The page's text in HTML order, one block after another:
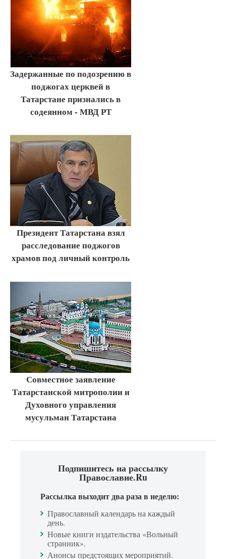
Задержанные по подозрению в
поджогах церквей в
Татарстане признались в
содеянном - МВД РТ
Президент Татарстана взял
расследование поджогов
храмов под личный контроль
Совместное заявление
Татарстанской митрополии и
Духовного управления
мусульман Татарстана
Подпишитесь на рассылку
Православие.Ru
Рассылка выходит два раза в неделю:
Православный календарь на каждый
день.
Новые книги издательства «Вольный
странник».
Анонсы предстоящих мероприятий.